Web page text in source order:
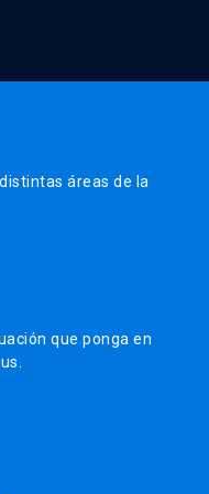
áreas de la
que ponga en